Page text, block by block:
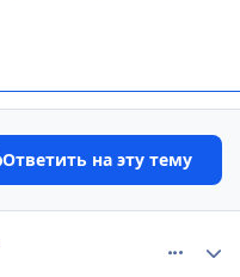
Ответить на эту тему